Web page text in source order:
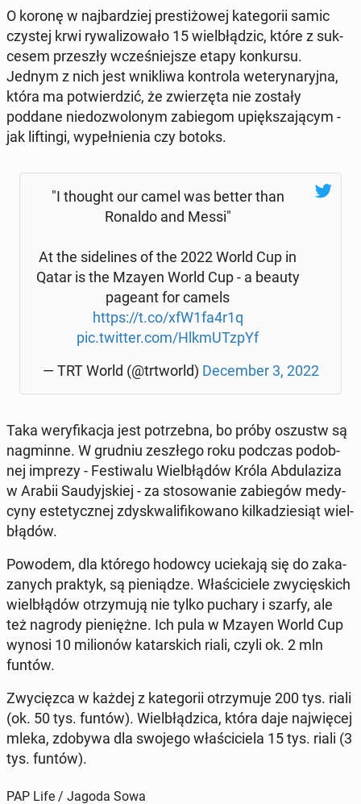
O koronę w naj­bar­dziej pre­sti­żo­wej ka­te­go­rii samic
czystej krwi ry­wa­li­zo­wa­ło 15 wiel­błą­dzic, które z suk­
ce­sem prze­szły wcze­śniej­sze etapy kon­kur­su.
Jednym z nich jest wni­kli­wa kon­tro­la we­te­ry­na­ryj­na,
która ma po­twier­dzić, że zwie­rzę­ta nie zostały
poddane nie­do­zwo­lo­nym za­bie­gom upięk­sza­ją­cym -
jak li­ftin­gi, wy­peł­nie­nia czy botoks.
"I thought our camel was better than
Ronaldo and Messi"
At the si­de­li­nes of the 2022 World Cup in
Qatar is the Mzayen World Cup - a beauty
pageant for camels
https://t.co/xfW1fa4r1q
pic.twitter.com/Hlk­mUTz­pYf
— TRT World (@trtworld) De­cem­ber 3, 2022
Taka we­ry­fi­ka­cja jest po­trzeb­na, bo próby oszustw są
na­gmin­ne. W grudniu ze­szłe­go roku podczas po­dob­
nej imprezy - Fe­sti­wa­lu Wiel­błą­dów Króla Ab­du­la­zi­za
w Arabii Sau­dyj­skiej - za sto­so­wa­nie za­bie­gów me­dy­
cy­ny es­te­tycz­nej zdys­kwa­li­fi­ko­wa­no kil­ka­dzie­siąt wiel­
błą­dów.
Powodem, dla którego hodowcy ucie­ka­ją się do za­ka­
za­nych praktyk, są pie­nią­dze. Wła­ści­cie­le zwy­cię­skich
wiel­błą­dów otrzy­mu­ją nie tylko puchary i szarfy, ale
też nagrody pie­nięż­ne. Ich pula w Mzayen World Cup
wynosi 10 mi­lio­nów ka­tar­skich riali, czyli ok. 2 mln
funtów.
Zwy­cięz­ca w każdej z ka­te­go­rii otrzy­mu­je 200 tys. riali
(ok. 50 tys. funtów). Wiel­błą­dzi­ca, która daje naj­wię­cej
mleka, zdobywa dla swojego wła­ści­cie­la 15 tys. riali (3
tys. funtów).
PAP Life / Jagoda Sowa